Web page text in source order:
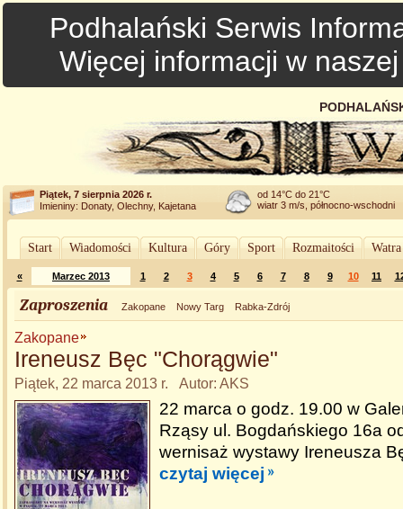
Podhalański Serwis
Więcej informacji w
Piątek, 7 sierpnia 2026 r.
Imieniny: Donaty, Olechny, Kajetana
od 14°C do 21°C
wiatr 3 m/s, północno-wschodni
Start Wiadomości Kultura Góry Sport Rozmaitości
« Marzec 2013 1 2 3 4 5 6 7 8 9 10 11
Zaproszenia Zakopane Nowy Targ Rabka-Zdrój
Zakopane
Ireneusz Bęc "Chorągwie"
Piątek, 22 marca 2013 r. Autor: AKS
22 marca o godz. 19.00 w
Rząsy ul. Bogdańskiego 16a
wernisaż wystawy Ireneusza
czytaj więcej